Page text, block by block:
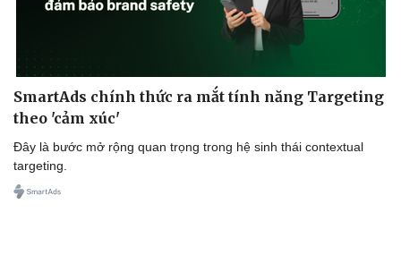
Di sản
SmartAds chính thức ra mắt tính năng Targeting
theo 'cảm xúc'
Đây là bước mở rộng quan trọng trong hệ sinh thái contextual
targeting.